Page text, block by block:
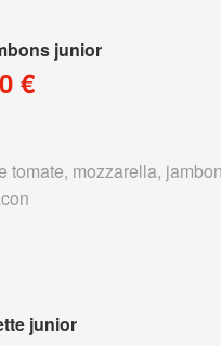
junior
€
tomate, mozzarella,
junior